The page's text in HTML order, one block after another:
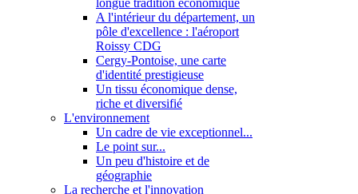
longue tradition économique
A l'intérieur du département, un
pôle d'excellence : l'aéroport
Roissy CDG
Cergy-Pontoise, une carte
d'identité prestigieuse
Un tissu économique dense,
riche et diversifié
L'environnement
Un cadre de vie exceptionnel...
Le point sur...
Un peu d'histoire et de
géographie
La recherche et l'innovation